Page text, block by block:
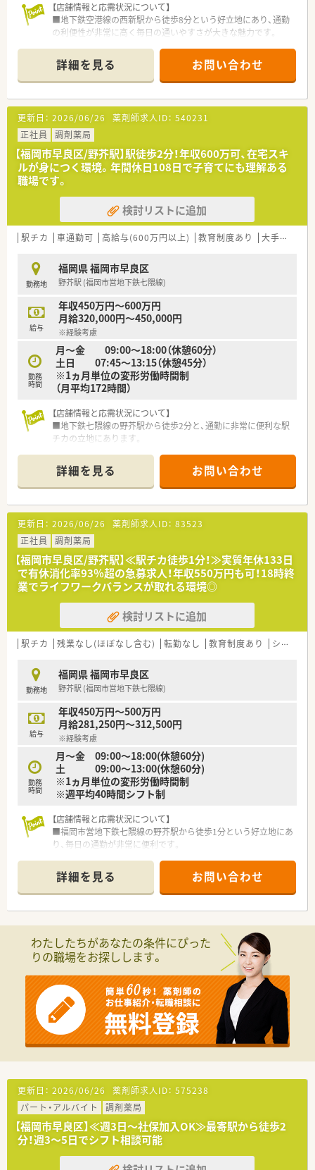
す。
【やりがい/おすすめポイント】
活かしながら患者様の健康を支える大きなやりがいを実感でき
ます。
■経営が多角化しており非常に安定しているため、将来的な不安
す。
■有給休暇の取得や産休復帰のしやすさなど、ワークライフバラ
ンスを重視した働き方が実現できるため、仕事の満足度も高まり
ます。
【店舗情報と応需状況について】
■地下鉄空港線の西新駅から徒歩8分という好立地にあり、通勤
の利便性が非常に高く毎日の通いやすさが大きな魅力です。
たりの処方箋枚数は平均30枚から40枚程度です。
■現在は常勤薬剤師1名と派遣薬剤師1名が在籍しており、少人
数ながらもお互いに協力し合いながら業務を進めています。
【募集背景と求める人物像について】
■地域の患者様へより質の高い医療サービスを提供するため、や
る気があり今後のビジョンを明確に持った方を急募していま
す。
■周囲との円滑な連携を図るための高いコミュニケーション能
力を備え、新しいアイデアを積極的に提案できる方を求めていま
す。
■30代から40代前半の即戦力となる方を募集しており、人柄次
第では50代以上の方についても柔軟に相談を受け付けていま
す。
■福岡県を中心に佐賀や熊本などの九州エリアから関東圏まで、
合計80店舗の調剤薬局を幅広く展開している安定企業です。
■創業以来、複数の診療所を結ぶハブの役割を担う医療モール型
出店に注力し、地域の病院との強い連携体制を構築しています。
■調剤薬局事業の他にも介護事業や自社農園の運営を手掛けて
おり、食と医療の両面から地域の健康を支える取り組みをしてい
ます。
【やりがい/おすすめポイント】
■医療モール型の店舗として地域の医療連携の要となることで、
薬剤師として高い専門性を発揮しながら社会貢献を実感できま
■26年連続の昇給実績が示す通り、自身の努力が着実に給与に
反映されるため、高いモチベーションを維持して業務に励めま
す。
すさを第一に考えた手厚い福利厚生の中で安心して就労可能で
す。
詳細を見る お問い合わせ
更新日： 2026/06/26 薬剤師求人ID： 540231
正社員
調剤薬局
【福岡市早良区/野芥駅】駅徒歩2分！年収600万可、在宅スキ
ルが身につく環境。年間休日108日で子育てにも理解ある
職場です。
検討リストに追加
駅チカ 車通勤可 高給与(600万円以上) 教育制度あり 大手チェーン以外
勤務地
福岡県 福岡市早良区
野芥駅 (福岡市営地下鉄七隈線)
給与
年収450万円～600万円
月給320,000円～450,000円
※経験考慮
勤務
時間
月～金 09:00〜18:00（休憩60分）
土日 07:45〜13:15（休憩45分）
※1ヵ月単位の変形労働時間制
（月平均172時間）
【店舗情報と応需状況について】
■地下鉄七隈線の野芥駅から徒歩2分と、通勤に非常に便利な駅
チカの立地にあります。
均40枚ほどです。
■薬剤師1名と事務員2名の体制ですが、入社後は社長による手
厚い研修期間が設けられています。
■半径3～5km圏内の施設在宅業務も担当し、車の運転による訪
問もお願いします。
【募集背景と求める人物像について】
■地域の外来および在宅医療へのニーズ増加に対応するため、体
制強化を図る増員募集です。
■国が推進する薬剤師の役割を理解し、在宅医療にも前向きに取
り組む意欲のある方を求めています。
■20代から40代の方で、車の運転が可能であり、主体的に業務改
善を考えられる方を歓迎します。
【法人特徴について】
しい企業です。
■門前クリニックの外来処方箋に加え、広域病院の処方箋や施設
在宅にも積極的に対応しています。
■スタッフの意見を尊重する社風で、従業員が長期的に安心して
働ける環境作りを目指しています。
【こんな方にオススメ】
■在宅医療のスキルを基礎から学び、地域医療に貢献したいとい
う高い意欲をお持ちの方。
■外来業務が落ち着いた環境で、患者様一人ひとりと丁寧に向き
合いたい方におすすめです。
きたい方に最適です。
詳細を見る お問い合わせ
更新日： 2026/06/26 薬剤師求人ID： 83523
正社員
調剤薬局
【福岡市早良区/野芥駅】≪駅チカ徒歩1分！≫実質年休133日
で有休消化率93％超の急募求人！年収550万円も可！18時終
業でライフワークバランスが取れる環境◎
検討リストに追加
駅チカ 残業なし(ほぼなし含む) 転勤なし 教育制度あり シフト制
勤務地
福岡県 福岡市早良区
野芥駅 (福岡市営地下鉄七隈線)
給与
年収450万円～500万円
月給281,250円～312,500円
※経験考慮
勤務
時間
月～金 09:00～18:00(休憩60分)
土 09:00～13:00(休憩60分)
※1ヵ月単位の変形労働時間制
※週平均40時間シフト制
【店舗情報と応需状況について】
■福岡市営地下鉄七隈線の野芥駅から徒歩1分という好立地にあ
り、毎日の通勤が非常に便利です。
も処方箋が来るため、スキルアップが叶う環境です。
■処方箋は1日平均80枚前後で多い日は100枚程度来ることもご
ざいます。常勤3名在籍されており、事務員も複数名在籍してい
ます。
■現在は欠員補充のための急募案件であり、即戦力として活躍で
きる経験豊富な方を歓迎しています。
■大手や地場チェーン店での勤務経験が2年から3年以上ある方
を、特に優遇して採用しています。
■地域医療への貢献に意欲的で、在宅業務や患者様対応に熱心に
取り組める方を求めています。
【法人特徴について】
■福岡市内を中心に15店舗を展開しており、地域に根差した安
定した経営基盤を持っています。
平均で93％を超えています。
■新人育成や階層別研修などの教育体制が充実しており、着実な
キャリアアップが可能な企業です。
【勤務実態について】
■4週7休制ですが、土曜午後の休みを含めると実質的な年間休
日は133日程度確保できます。
詳細を見る お問い合わせ
わたしたちがあなたの条件にぴった
りの職場をお探しします。
更新日： 2026/06/26 薬剤師求人ID： 575238
パート・アルバイト
調剤薬局
【福岡市早良区】≪週3日～社保加入OK≫最寄駅から徒歩2
分！週3～5日でシフト相談可能